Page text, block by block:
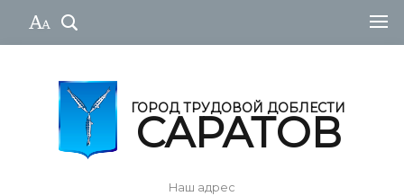
ГОРОД ТРУДОВОЙ ДОБЛЕСТИ
САРАТОВ
Наш адрес